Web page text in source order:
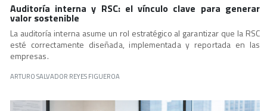
Auditoría interna y RSC: el vínculo clave para generar
valor sostenible
La auditoría interna asume un rol estratégico al garantizar que la RSC
esté correctamente diseñada, implementada y reportada en las
empresas.
ARTURO SALVADOR REYES FIGUEROA